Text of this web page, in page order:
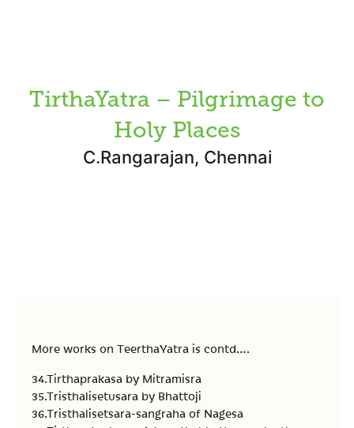
TirthaYatra – Pilgrimage to
Holy Places
C.Rangarajan, Chennai
More works on TeerthaYatra is contd….
34.Tirthaprakasa by Mitramisra
35.Tristhalisetusara by Bhattoji
36.Tristhalisetsara-sangraha of Nagesa